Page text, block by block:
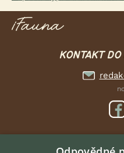
KONTAKT